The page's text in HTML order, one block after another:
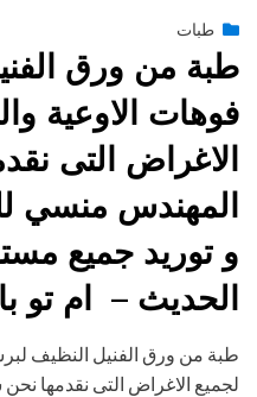
engmansyPosted
يونيو 28, 2015
طبات
طبة من ورق
فوهات الاوعية
الاغراض التى
المهندس منسي
و توريد جميع
الحديث – ام تو
طبة من ورق الفنيل النظيف
لجميع الاغراض التى نقدمها